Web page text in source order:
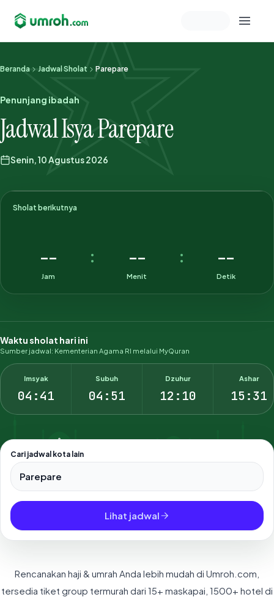
Memeriksa sesi akun
Beranda Jadwal Sholat Parepare
Penunjang ibadah
Jadwal Isya Parepare
Senin, 10 Agustus 2026
Sholat berikutnya
--
Jam
: --
Menit
: --
Detik
Waktu sholat hari ini
Sumber jadwal: Kementerian Agama RI melalui MyQuran
Imsyak
04:41
Subuh
04:51
Dzuhur
12:10
Ashar
15:31
Cari jadwal kota lain
Pilih salah satu dari 500+ kota dan kabupaten di Indonesia.
Lihat jadwal
Rencanakan haji & umrah Anda lebih mudah di Umroh.com,
tersedia tiket group termurah dari 15+ maskapai, 1500+ hotel di